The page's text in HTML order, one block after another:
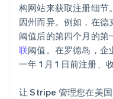
构网站来获取注册细节
因州而异。例如，在
阈值后的第四个月的
联阈值。在罗德岛，企
一年 1 月 1 日前注册、
让 Stripe 管理您在美